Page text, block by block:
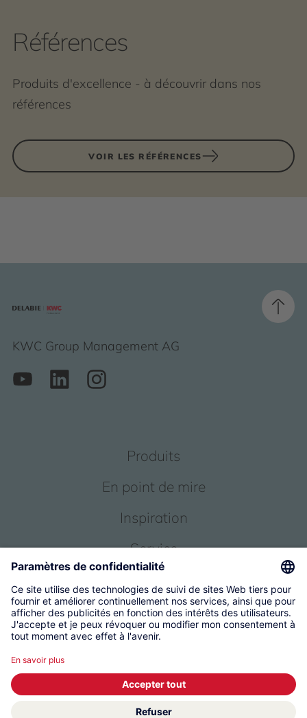
Références
Produits d'excellence - à découvrir dans nos
références
VOIR LES RÉFÉRENCES
KWC Group Management AG
Produits
En point de mire
Inspiration
Service
© 2026 KWC Group Management AG
Conditions générales
Empreinte
Protection des données